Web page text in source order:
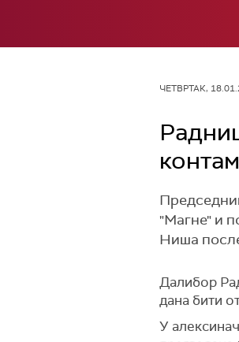
ЧЕТВРТАК,
"Магне" и
Ниша
Далибор
дана бити
У